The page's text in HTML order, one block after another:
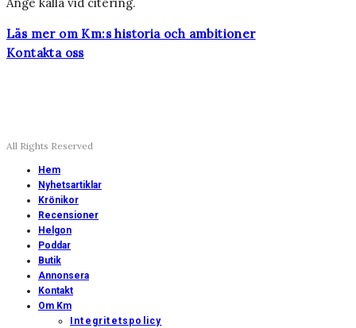
Läs mer om Km:s historia och ambitioner
Kontakta oss
All Rights Reserved
Hem
Nyhetsartiklar
Krönikor
Recensioner
Helgon
Poddar
Butik
Annonsera
Kontakt
Om Km
Integritetspolicy